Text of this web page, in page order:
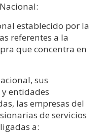
establecido por la
referentes a la
que concentra en
sus
entidades
las empresas del
de servicios
a: